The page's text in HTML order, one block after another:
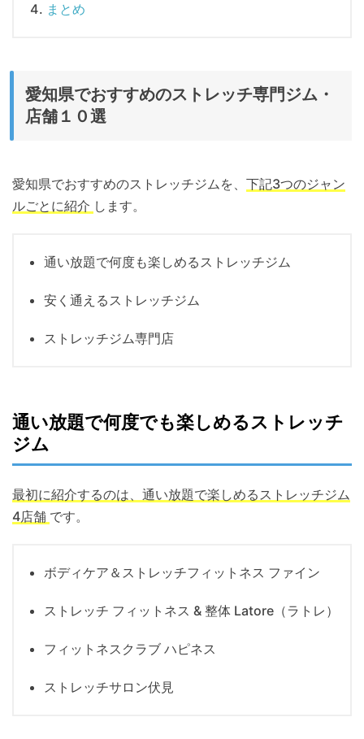
まとめ
愛知県でおすすめのストレ​​ッチ専門ジム・
店舗１０選
愛知県でおすすめのストレッチジムを、 下記3つのジャン
ルごとに紹介 します。
通い放題で何度も楽しめるストレッチジム
安く通えるストレッチジム
ストレッチジム専門店
通い放題で何度でも楽しめるストレッチ
ジム
最初に紹介するのは、通い放題で楽しめるストレッチジム
4店舗 です。
ボディケア＆ストレッチフィットネス ファイン
ストレッチ フィットネス & 整体 Latore（ラトレ）
フィットネスクラブ ハピネス
ストレッチサロン伏見